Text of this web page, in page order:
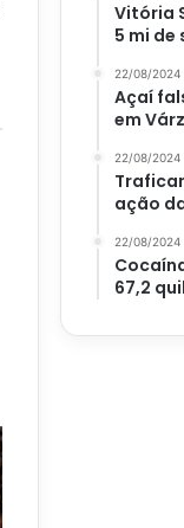
Vitória
5 mi de
22/08/2024
Açaí
em
22/08/2024
ação
22/08/2024
67,2